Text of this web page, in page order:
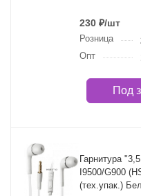
230 ₽/шт
Розница
Опт
Под
Гарнитура
I9500/G900
(тех.упак.)